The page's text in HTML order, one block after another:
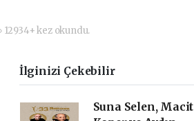
12934+ kez okundu.
İlginizi Çekebilir
Suna Selen, Macit